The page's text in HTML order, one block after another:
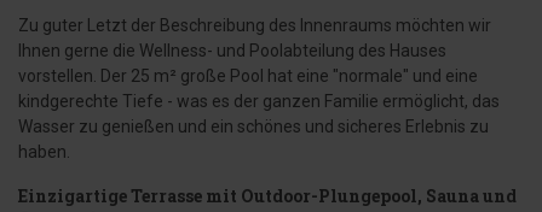
Zu guter Letzt der Beschreibung des Innenraums möchten wir
Ihnen gerne die Wellness- und Poolabteilung des Hauses
vorstellen. Der 25 m² große Pool hat eine "normale" und eine
kindgerechte Tiefe - was es der ganzen Familie ermöglicht, das
Wasser zu genießen und ein schönes und sicheres Erlebnis zu
haben.
Einzigartige Terrasse mit Outdoor-Plungepool, Sauna und